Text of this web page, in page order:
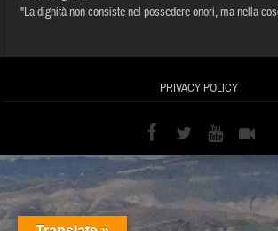
"La dignità non consiste nel possedere onori, ma nella
PRIVACY POLICY